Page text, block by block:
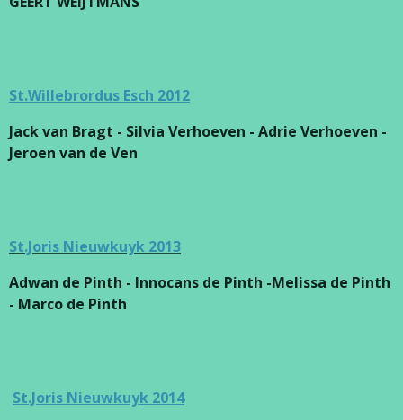
St.Willebrordus Esch 2012
Jack van Bragt - Silvia Verhoeven - Adrie Verhoeven -
Jeroen van de Ven
St.Joris Nieuwkuyk 2013
Adwan de Pinth - Innocans de Pinth -Melissa de Pinth
- Marco de Pinth
St.Joris Nieuwkuyk 2014